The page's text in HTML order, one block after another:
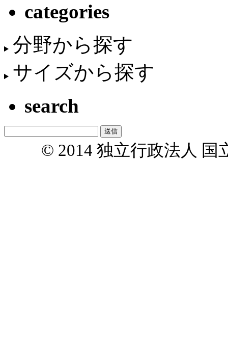
categories
分野から探す
サイズから探す
search
© 2014 独立行政法人 国